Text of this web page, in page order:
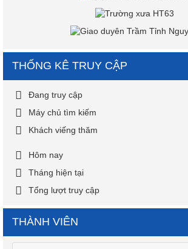
THỐNG KÊ TRUY CẬP
Đang truy cập
Máy chủ tìm kiếm
Khách viếng thăm
Hôm nay
Tháng hiện tại
Tổng lượt truy cập
THÀNH VIÊN